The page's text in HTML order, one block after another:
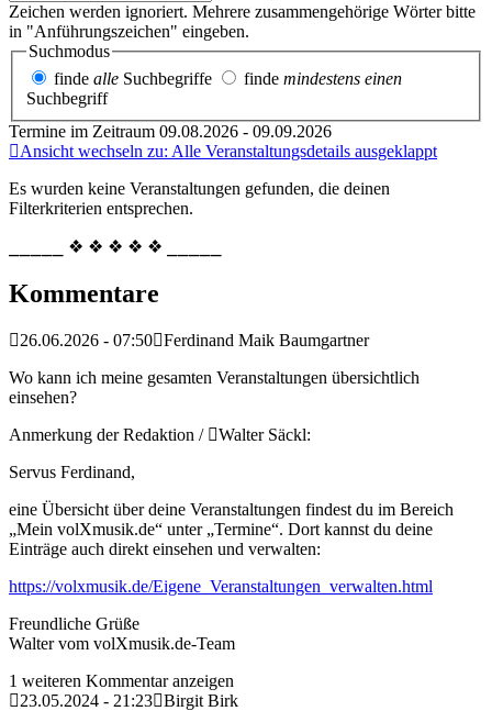
Zeichen werden ignoriert. Mehrere zusammengehörige Wörter bitte
in "Anführungszeichen" eingeben.
Suchmodus
finde alle Suchbegriffe finde mindestens einen
Suchbegriff
Termine im Zeitraum 09.08.2026 - 09.09.2026
Ansicht wechseln zu: Alle Veranstaltungsdetails ausgeklappt
Es wurden keine Veranstaltungen gefunden, die deinen
Filterkriterien entsprechen.
⎯⎯⎯⎯⎯ ❖ ❖ ❖ ❖ ❖ ⎯⎯⎯⎯⎯
Kommentare
26.06.2026 - 07:50 Ferdinand Maik Baumgartner
Wo kann ich meine gesamten Veranstaltungen übersichtlich
einsehen?
Anmerkung der Redaktion /
Walter Säckl:
Servus Ferdinand,
eine Übersicht über deine Veranstaltungen findest du im Bereich
„Mein volXmusik.de“ unter „Termine“. Dort kannst du deine
Einträge auch direkt einsehen und verwalten:
https://volxmusik.de/Eigene_Veranstaltungen_verwalten.html
Freundliche Grüße
Walter vom volXmusik.de-Team
1 weiteren Kommentar anzeigen
23.05.2024 - 21:23 Birgit Birk